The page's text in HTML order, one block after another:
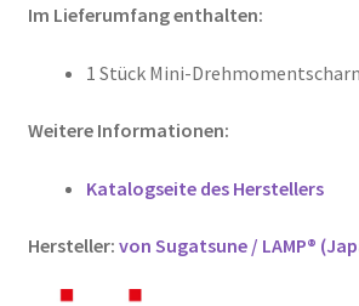
Im Lieferumfang enthalten:
1 Stück Mini-
Weitere Informationen:
Katalogseite des Herstellers
Hersteller: von Sugatsune / LAMP®